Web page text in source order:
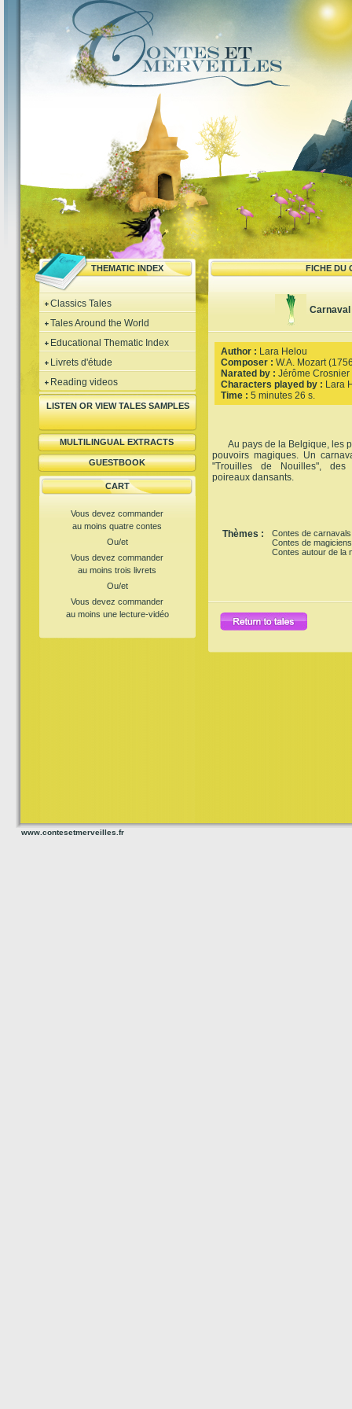
THEMATIC INDEX FICHE DU
Classics Tales
Tales Around the World
Educational Thematic Index
Livrets d'étude
Reading videos
LISTEN OR VIEW TALES SAMPLES
MULTILINGUAL EXTRACTS
GUESTBOOK
CART
Vous devez commander
au moins quatre contes
Ou/et
Vous devez commander
au moins trois livrets
Ou/et
Vous devez commander
au moins une lecture-vidéo
Author : Lara Helou
Composer : W.A. Mozart
Narated by : Jérôme Crosnier
Characters played by : Lara
Time : 5 minutes 26 s.
Au pays de la Belgique, les
pouvoirs magiques. Un
"Trouilles de Nouilles", des
poireaux dansants.
Thèmes :
Contes de carnavals
Contes de
Contes autour de la
www.contesetmerveilles.fr